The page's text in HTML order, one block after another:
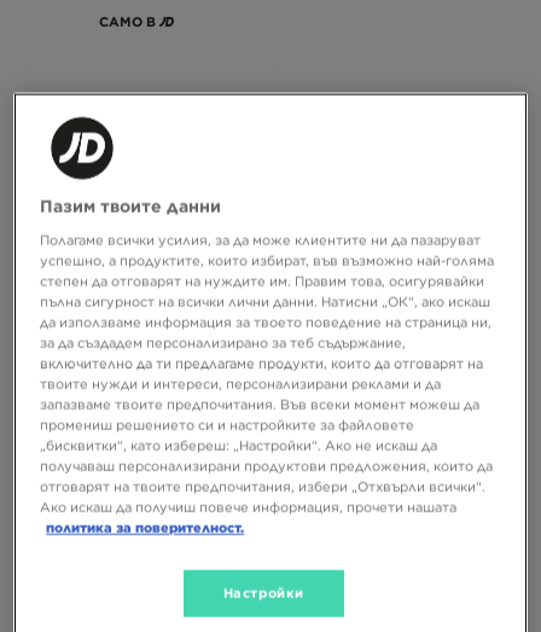
САМО В
149,99 €
293,36 ЛВ.
САМО В
NIKE AIR FORCE 1 '07 LV8
САМО В
NIKE AIR FORCE 1 '07 LV8
129,99 €
254,24 ЛВ.
Пазим твоите данни
Полагаме всички усилия, за да може клиентите ни да пазаруват
успешно, а продуктите, които избират, във възможно най-голяма
степен да отговарят на нуждите им. Правим това, осигурявайки
пълна сигурност на всички лични данни. Натисни „ОК“, ако искаш
да използваме информация за твоето поведение на страница ни,
за да създадем персонализирано за теб съдържание,
включително да ти предлагаме продукти, които да отговарят на
твоите нужди и интереси, персонализирани реклами и да
запазваме твоите предпочитания. Във всеки момент можеш да
промениш решението си и настройките за файловете
„бисквитки“, като избереш: „Настройки“. Ако не искаш да
получаваш персонализирани продуктови предложения, които да
отговарят на твоите предпочитания, избери „Отхвърли всички“.
Ако искаш да получиш повече информация, прочети нашата
политика за поверителност.
Настройки